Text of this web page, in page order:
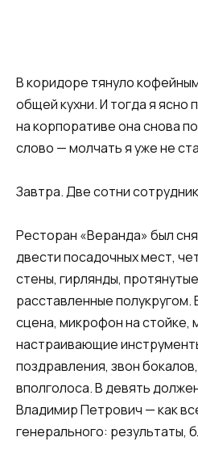
В коридоре тянуло
общей кухни. И тогда я ясно
на корпоративе она снова
слово — молчать я уже не
Завтра. Две сотни
Ресторан «Веранда» был
двести посадочных мест,
стены, гирлянды,
расставленные
сцена, микрофон на стойке,
настраивающие
поздравления, звон
вполголоса. В девять
Владимир Петрович — как
генерального: результаты,